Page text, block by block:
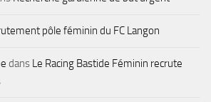
pôle féminin du FC Langon
dans Le Racing Bastide Féminin recrute